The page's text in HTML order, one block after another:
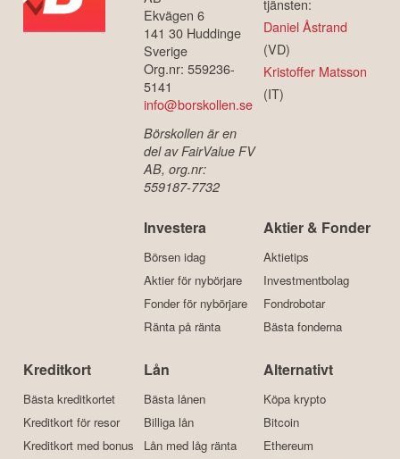
Ekvägen 6
141 30 Huddinge
Sverige
Org.nr: 559236-
5141
info@borskollen.se
Börskollen är en
del av FairValue FV
AB, org.nr:
559187-7732
Daniel Åstrand
(VD)
Kristoffer Matsson
(IT)
Investera
Börsen idag
Aktier för nybörjare
Fonder för nybörjare
Ränta på ränta
Aktier & Fonder
Aktietips
Investmentbolag
Fondrobotar
Bästa fonderna
Kreditkort
Bästa kreditkortet
Kreditkort för resor
Kreditkort med bonus
Lån
Bästa lånen
Billiga lån
Lån med låg ränta
Alternativt
Köpa krypto
Bitcoin
Ethereum